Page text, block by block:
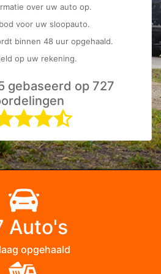
over uw auto op.
voor uw sloopauto.
binnen 48 uur opgehaald.
op uw rekening.
gebaseerd op 727
Auto's
opgehaald